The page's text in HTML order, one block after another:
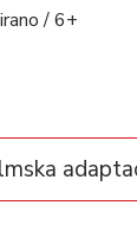
/ 6+